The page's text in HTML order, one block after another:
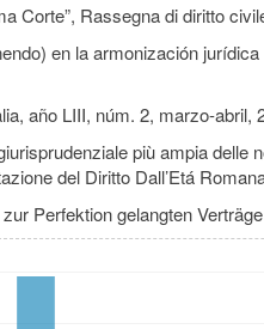
Corte”, Rassegna di diritto
en la armonización
año LIII, núm. 2, marzo-abril,
più ampia delle
del Diritto Dall’Etá
Perfektion gelangten